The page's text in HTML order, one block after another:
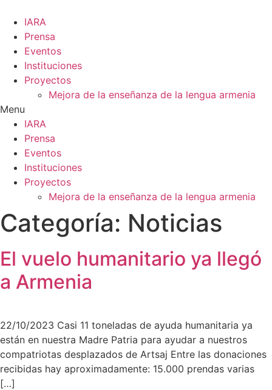
contenido
IARA
Prensa
Eventos
Instituciones
Proyectos
Mejora de la enseñanza de la lengua armenia
Menu
IARA
Prensa
Eventos
Instituciones
Proyectos
Mejora de la enseñanza de la lengua armenia
Categoría: Noticias
El vuelo humanitario ya llegó
a Armenia
22/10/2023 Casi 11 toneladas de ayuda humanitaria ya
están en nuestra Madre Patria para ayudar a nuestros
compatriotas desplazados de Artsaj Entre las donaciones
recibidas hay aproximadamente: 15.000 prendas varias
[…]